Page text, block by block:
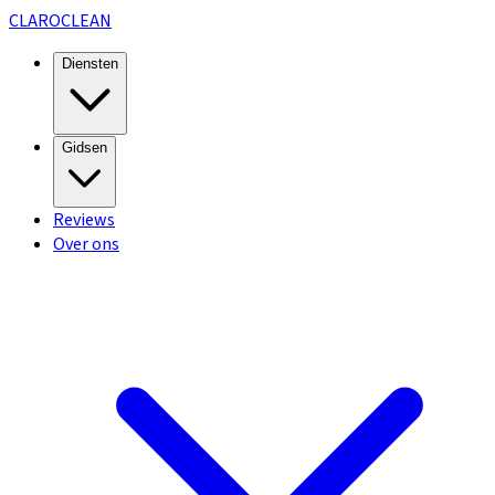
CLAROCLEAN
Diensten
Gidsen
Reviews
Over ons